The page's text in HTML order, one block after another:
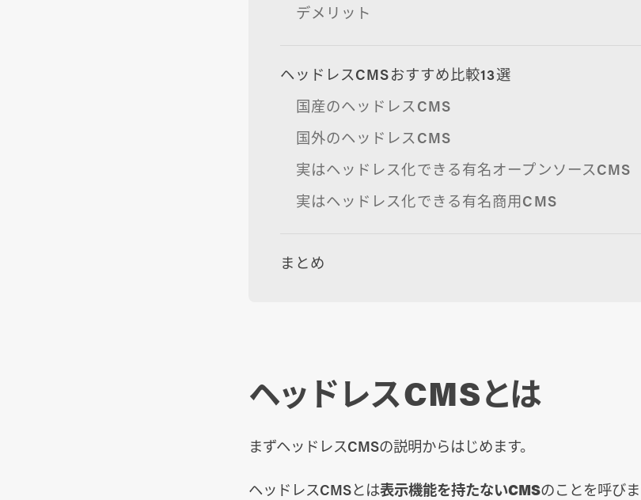
デメリット
ヘッドレスCMSおすすめ比較13選
国産のヘッドレスCMS
国外のヘッドレスCMS
実はヘッドレス化できる有名オープンソースCMS
実はヘッドレス化できる有名商用CMS
まとめ
ヘッドレスCMSとは
まずヘッドレスCMSの説明からはじめます。
ヘッドレスCMSとは表示機能を持たないCMSのことを呼び